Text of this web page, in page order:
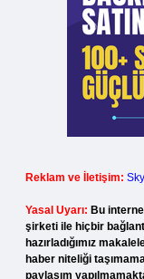
Reklam ve İletişim:
Yasal Uyarı: Bu
şirketi ile hiçbir
hazırladığımız
haber niteliği
paylaşım